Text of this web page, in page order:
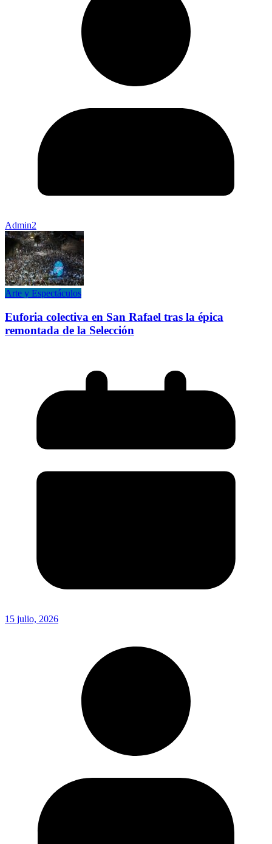
Admin2
Arte y Espectáculos
Euforia colectiva en San Rafael tras la épica
remontada de la Selección
15 julio, 2026